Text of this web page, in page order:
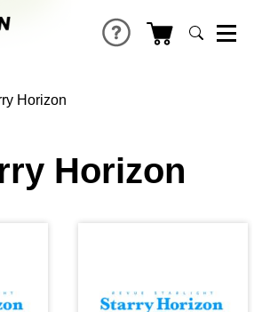
Horizon
Horizon